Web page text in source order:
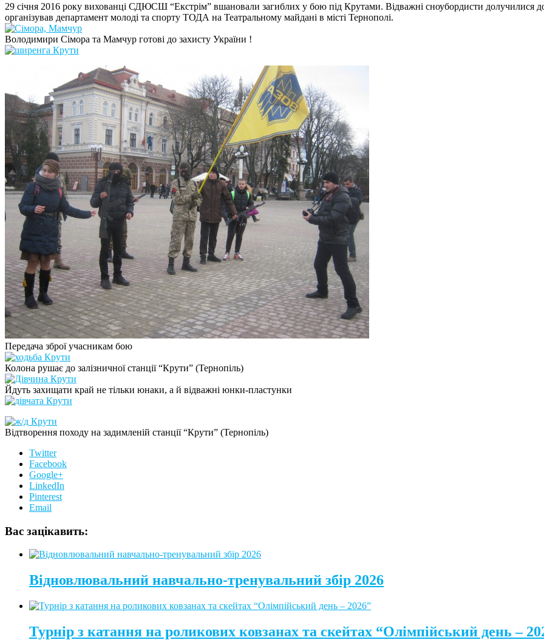
29 січня 2016 року вихованці СДЮСШ “Екстрім” вшановали загиблих у бою під Крутами. Відважні сноубордисти долучилися
організував департамент молоді та спорту ТОДА на Театральному майдані в місті Тернополі.
Володимири Сімора та Мамчур готові до захисту України !
Передача зброї учасникам бою
Колона рушає до залізничної станції “Крути” (Тернопіль)
Йдуть захищати край не тільки юнаки, а й відважні юнки-пластунки
Відтворення походу на задимленій станції “Крути” (Тернопіль)
Twitter
Facebook
Google+
LinkedIn
Pinterest
Email
Вас зацікавить:
Відновлювальний навчально-тренувальний збір 2026
Турнір з катання на роликових ковзанах та скейтах “Олімпійський день –